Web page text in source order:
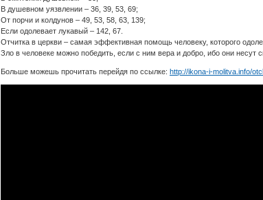
В душевном уязвлении – 36, 39, 53, 69;
От порчи и колдунов – 49, 53, 58, 63, 139;
Если одолевает лукавый – 142, 67.
Отчитка в церкви – самая эффективная помощь человеку, которого
Зло в человеке можно победить, если с ним вера и добро, ибо они несут
Больше можешь прочитать перейдя по ссылке:http://ikona-i-molitva.info/